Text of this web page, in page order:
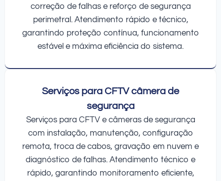
correção de falhas e reforço de segurança
perimetral. Atendimento rápido e técnico,
garantindo proteção contínua, funcionamento
estável e máxima eficiência do sistema.
Serviços para CFTV câmera de
segurança
Serviços para CFTV e câmeras de segurança
com instalação, manutenção, configuração
remota, troca de cabos, gravação em nuvem e
diagnóstico de falhas. Atendimento técnico e
rápido, garantindo monitoramento eficiente,